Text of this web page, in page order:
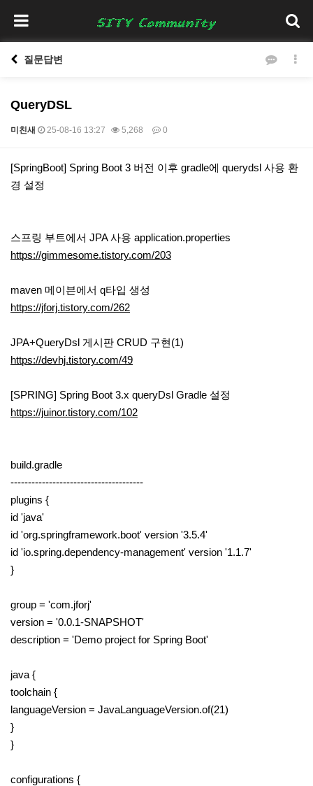
질문답변
QueryDSL
미친새 25-08-16 13:27 5,268 0
본문
[SpringBoot] Spring Boot 3 버전 이후 gradle에 querydsl 사용 환
경 설정
스프링 부트에서 JPA 사용 application.properties
https://gimmesome.tistory.com/203
maven 메이븐에서 q타입 생성
https://jforj.tistory.com/262
JPA+QueryDsl 게시판 CRUD 구현(1)
https://devhj.tistory.com/49
[SPRING] Spring Boot 3.x queryDsl Gradle 설정
https://juinor.tistory.com/102
build.gradle
--------------------------------------
plugins {
id 'java'
id 'org.springframework.boot' version '3.5.4'
id 'io.spring.dependency-management' version '1.1.7'
}
group = 'com.jforj'
version = '0.0.1-SNAPSHOT'
description = 'Demo project for Spring Boot'
java {
toolchain {
languageVersion = JavaLanguageVersion.of(21)
}
}
configurations {